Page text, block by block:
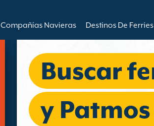
Compañías Navieras Destinos De Ferries
Buscar
y